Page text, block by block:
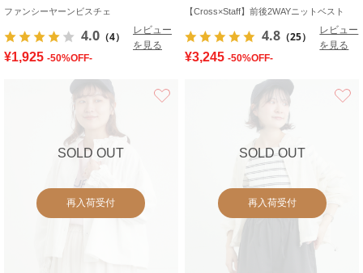
ファンシーヤーンビスチェ
4.0 （4）
レビュー
を見る
¥1,925 -50%OFF-
【Cross×Staff】前後2WAYニットベスト
4.8 （25）
レビュー
を見る
¥3,245 -50%OFF-
SOLD OUT
再入荷受付
SOLD OUT
再入荷受付